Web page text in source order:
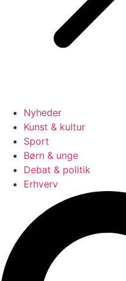
Nyheder
Kunst & kultur
Sport
Børn & unge
Debat & politik
Erhverv